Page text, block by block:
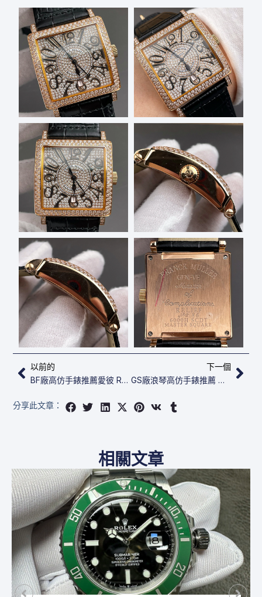
上一頁
以前的
BF廠高仿手錶推薦愛彼 Royal Oak 77351OR.ZZ.1261OR.01
下一個
GS廠浪琴高仿手錶推薦 Master Collection L2.773.4.78.3
下
分享此文章：
相關文章